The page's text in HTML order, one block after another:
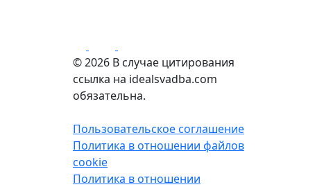
© 2026 В случае цитирования
ссылка на idealsvadba.com
обязательна.
Пользовательское соглашение
Политика в отношении файлов
cookie
Политика в отношении